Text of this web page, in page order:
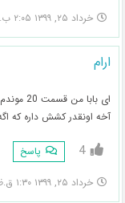
خرداد ۲۵, ۱۳۹۹ ۲:۰۵ ب.ظ
ارام
ای بابا من قسمت 20 موندم منتظرم تکلیفم مشخص بشه بعد بقیش رو ببینم
آخه اونقدر کشش داره که
4 پاسخ
خرداد ۲۵, ۱۳۹۹ ۱:۳۰ ق.ظ